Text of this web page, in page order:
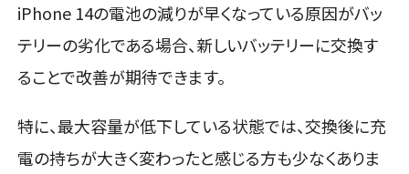
iPhone 14の電池の減りが早くなっている原因がバッ
テリーの劣化である場合、新しいバッテリーに交換す
ることで改善が期待できます。
特に、最大容量が低下している状態では、交換後に充
電の持ちが大きく変わったと感じる方も少なくありま